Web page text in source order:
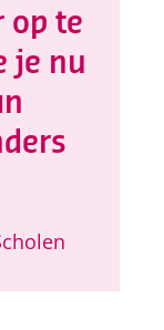
op te
je nu